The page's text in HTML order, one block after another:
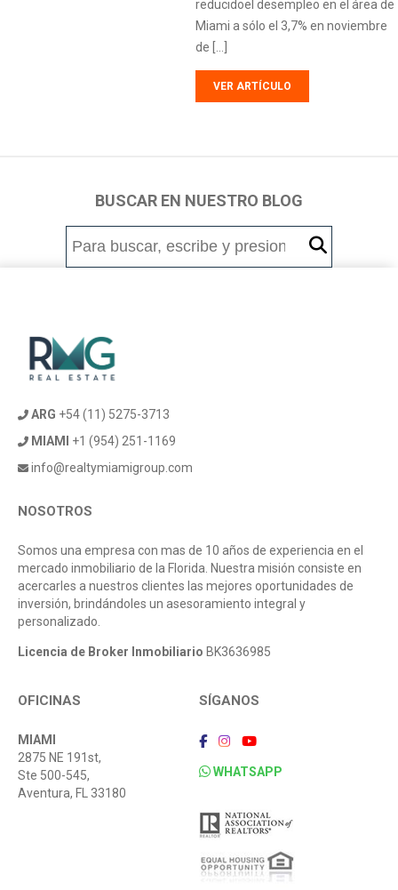
reducidoel desempleo en el área de
Miami a sólo el 3,7% en noviembre
de […]
VER ARTÍCULO
BUSCAR EN NUESTRO BLOG
ARG +54 (11) 5275-3713
MIAMI
+1 (954) 251-1169
info@realtymiamigroup.com
NOSOTROS
Somos una empresa con mas de 10 años de experiencia en el
mercado inmobiliario de la Florida. Nuestra misión consiste en
acercarles a nuestros clientes las mejores oportunidades de
inversión, brindándoles un asesoramiento integral y
personalizado.
Licencia de Broker Inmobiliario BK3636985
OFICINAS
MIAMI
2875 NE 191st,
Ste 500-545,
Aventura, FL 33180
SÍGANOS
WHATSAPP